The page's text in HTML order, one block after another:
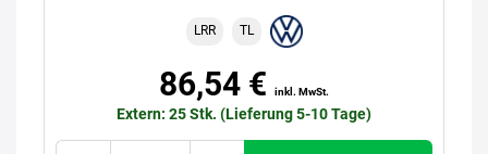
LRR TL
86,54 € inkl. MwSt.
Extern: 25 Stk. (Lieferung 5-10 Tage)